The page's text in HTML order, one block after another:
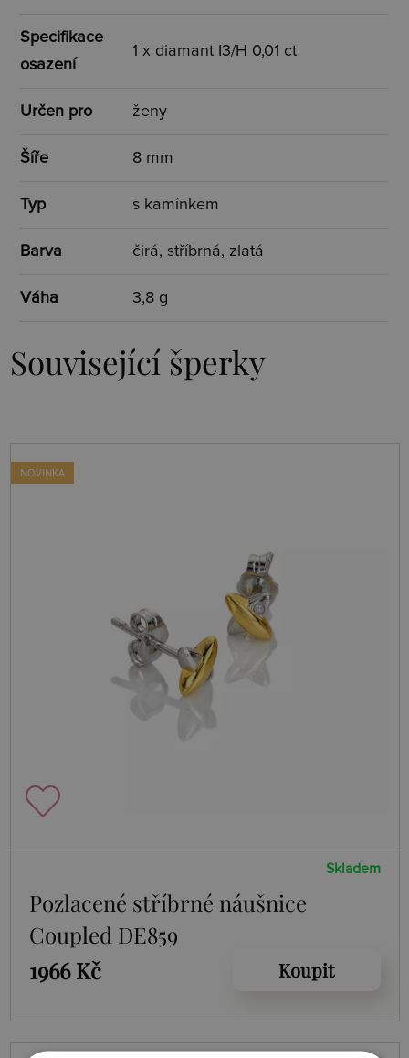
Specifikace
osazení
1 x diamant I3/H 0,01 ct
Určen pro ženy
Šíře 8 mm
Typ s kamínkem
Barva čirá, stříbrná, zlatá
Váha 3,8 g
Související šperky
NOVINKA
Skladem
Pozlacené stříbrné náušnice
Coupled DE859
1966 Kč
Koupit